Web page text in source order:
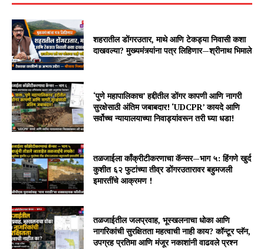
शहरातील डोंगरउतार, माथे आणि टेकड्या निवासी कशा
दाखवल्या? मुख्यमंत्र्यांना पत्र लिहिणार—श्रीनाथ भिमाले
‘पुणे महापालिकाच’ हद्दीतील डोंगर कापणी आणि नागरी
सुरक्षेसाठी अंतिम जबाबदार! ‘UDCPR’ कायदे आणि
सर्वोच्च न्यायालयाच्या निवाड्यांवरून तरी घ्या धडा!
तळजाईला काँक्रीटीकरणाचा कॅन्सर—भाग ५: हिंगणे खुर्द
कुशीत ६२ फुटांच्या तीव्र डोंगरउतारावर बहुमजली
इमारतींचे आक्रमण !
तळजाईतील जलप्रवाह, भूस्खलनाचा धोका आणि
नागरिकांची सुरक्षितता महत्वाची नाही काय? कॉन्टूर प्लॅन,
उपग्रह प्रतिमा आणि मंजूर नकाशांनी वाढवले प्रश्न